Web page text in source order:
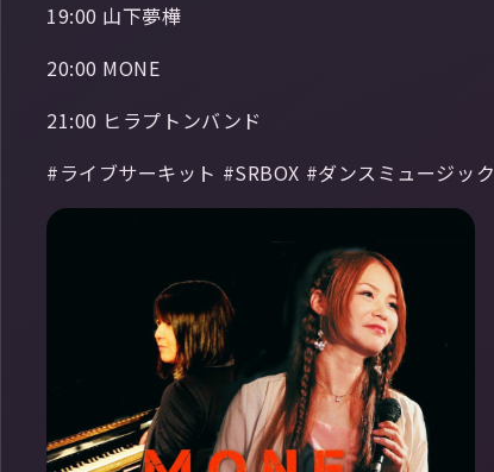
19:00 山下夢樺
20:00 MONE
21:00 ヒラプトンバンド
#ライブサーキット #SRBOX #ダンスミュージッ